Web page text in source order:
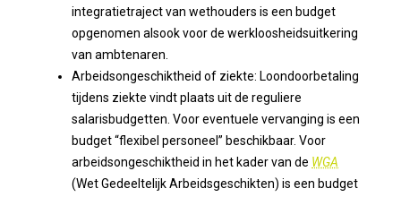
integratietraject van wethouders is een budget
opgenomen alsook voor de werkloosheidsuitkering
van ambtenaren.
Arbeidsongeschiktheid of ziekte: Loondoorbetaling
tijdens ziekte vindt plaats uit de reguliere
salarisbudgetten. Voor eventuele vervanging is een
budget “flexibel personeel” beschikbaar. Voor
arbeidsongeschiktheid in het kader van de WGA
(Wet Gedeeltelijk Arbeidsgeschikten) is een budget